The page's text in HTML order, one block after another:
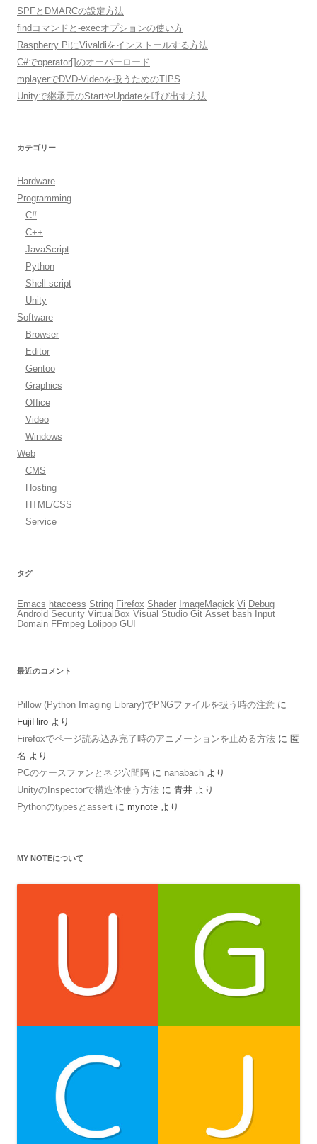
SPFとDMARCの設定方法
findコマンドと-execオプションの使い方
Raspberry PiにVivaldiをインストールする方法
C#でoperator[]のオーバーロード
mplayerでDVD-Videoを扱うためのTIPS
Unityで継承元のStartやUpdateを呼び出す方法
カテゴリー
Hardware
Programming
C#
C++
JavaScript
Python
Shell script
Unity
Software
Browser
Editor
Gentoo
Graphics
Office
Video
Windows
Web
CMS
Hosting
HTML/CSS
Service
タグ
Emacs htaccess String Firefox Shader ImageMagick Vi Debug
Android Security VirtualBox Visual Studio Git Asset bash Input
Domain FFmpeg Lolipop GUI
最近のコメント
Pillow (Python Imaging Library)でPNGファイルを扱う時の注意 に
FujiHiro より
Firefoxでページ読み込み完了時のアニメーションを止める方法 に 匿
名 より
PCのケースファンとネジ穴間隔 に nanabach より
UnityのInspectorで構造体使う方法 に 青井 より
Pythonのtypesとassert に mynote より
MY NOTEについて